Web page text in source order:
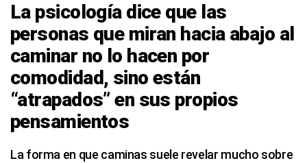
La psicología dice que las
personas que miran hacia abajo al
caminar no lo hacen por
comodidad, sino están
“atrapados” en sus propios
pensamientos
La forma en que caminas suele revelar mucho sobre